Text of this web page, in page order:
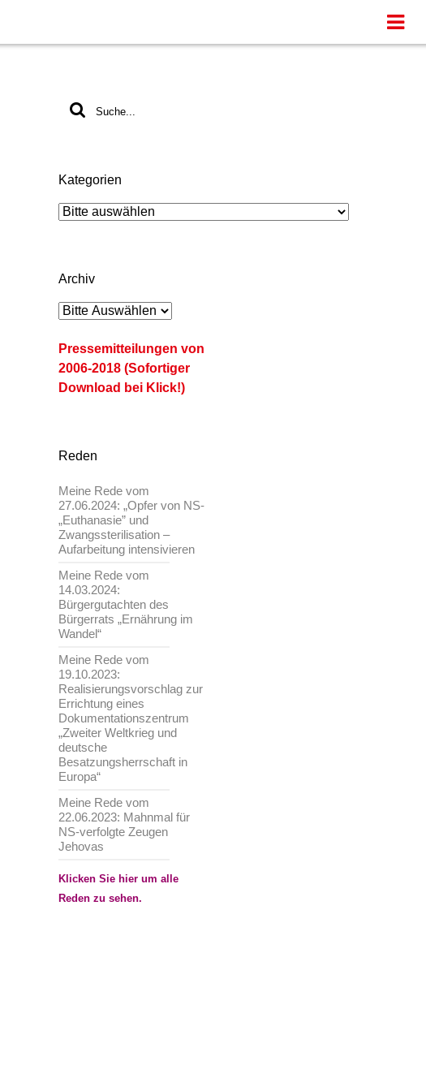
Kategorien
Archiv
Pressemitteilungen von
2006-2018 (Sofortiger
Download bei Klick!)
Reden
Meine Rede vom
27.06.2024: „Opfer von NS-
„Euthanasie” und
Zwangssterilisation –
Aufarbeitung intensivieren
Meine Rede vom
14.03.2024:
Bürgergutachten des
Bürgerrats „Ernährung im
Wandel“
Meine Rede vom
19.10.2023:
Realisierungsvorschlag zur
Errichtung eines
Dokumentationszentrum
„Zweiter Weltkrieg und
deutsche
Besatzungsherrschaft in
Europa“
Meine Rede vom
22.06.2023: Mahnmal für
NS-verfolgte Zeugen
Jehovas
Klicken Sie hier um alle
Reden zu sehen.